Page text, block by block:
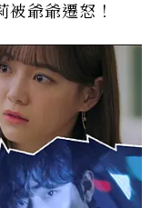
爺爺遷怒！